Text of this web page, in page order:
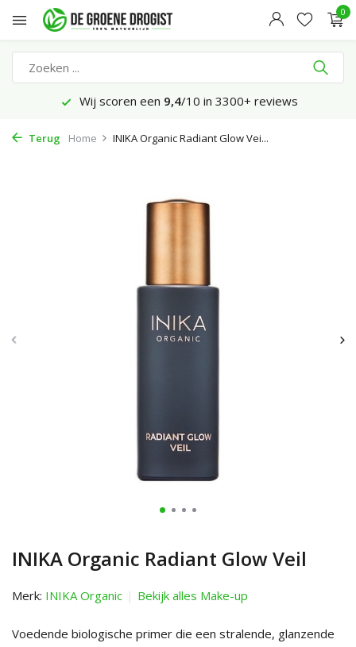
0
Wij scoren een 9,4/10 in 3300+ reviews
Terug Home INIKA Organic Radiant Glow Vei...
INIKA Organic Radiant Glow Veil
Merk: INIKA Organic Bekijk alles Make-up
Voedende biologische primer die een stralende, glanzende